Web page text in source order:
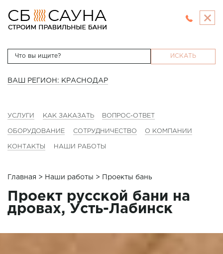
ИСКАТЬ
ВАШ РЕГИОН: КРАСНОДАР
УСЛУГИ КАК ЗАКАЗАТЬ ВОПРОС-ОТВЕТ
ОБОРУДОВАНИЕ СОТРУДНИЧЕСТВО О КОМПАНИИ
КОНТАКТЫ НАШИ РАБОТЫ
Главная > Наши работы > Проекты бань
Проект русской бани на
дровах, Усть-Лабинск